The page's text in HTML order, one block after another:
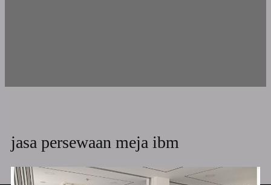
jasa persewaan meja ibm